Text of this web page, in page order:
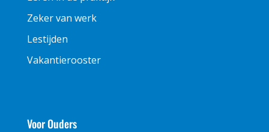
Zeker van werk
Lestijden
Vakantierooster
Voor Ouders